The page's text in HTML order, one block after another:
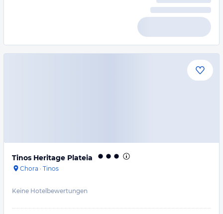
Tinos Heritage Plateia
Chora · Tinos
Keine Hotelbewertungen